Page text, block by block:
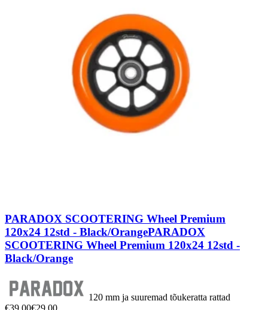
PARADOX SCOOTERING Wheel Premium
120x24 12std - Black/OrangePARADOX
SCOOTERING Wheel Premium 120x24 12std -
Black/Orange
120 mm ja suuremad tõukeratta rattad